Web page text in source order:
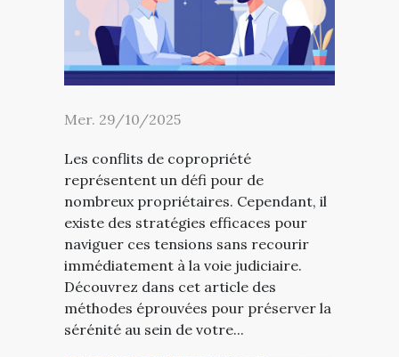
Mer. 29/10/2025
Les conflits de copropriété
représentent un défi pour de
nombreux propriétaires. Cependant, il
existe des stratégies efficaces pour
naviguer ces tensions sans recourir
immédiatement à la voie judiciaire.
Découvrez dans cet article des
méthodes éprouvées pour préserver la
sérénité au sein de votre...